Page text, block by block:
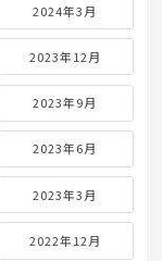
2024年3月
2023年12月
2023年9月
2023年6月
2023年3月
2022年12月